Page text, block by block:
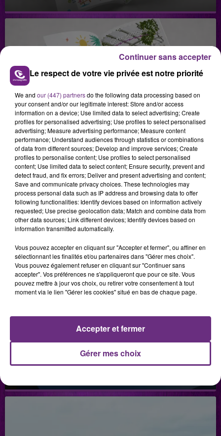
29 juillet 2026
GAGNEZ VOTRE SÉJOUR AU CENTER
PARCS DU LAC D’AILETTE AVEC
CHAMPAGNE FM
LES PODCASTS
2 juillet 2026
Hôpital de mon Toudou
Le respect de votre vie privée est notre priorité
We and our (447) partnersdo the following data processing based on
your consent and/or our legitimate interest: Store and/or access
information on a device; Use limited data to select advertising; Create
profiles for personalised advertising; Use profiles to select personalised
advertising; Measure advertising performance; Measure content
performance; Understand audiences through statistics or combinations
of data from different sources; Develop and improve services; Create
profiles to personalise content; Use profiles to select personalised
content; Use limited data to select content; Ensure security, prevent and
detect fraud, and fix errors; Deliver and present advertising and content;
Save and communicate privacy choices. These technologies may
process personal data such as IP address and browsing data to offer
following functionalities: Identify devices based on information actively
requested; Use precise geolocation data; Match and combine data from
other data sources; Link different devices; Identify devices based on
information transmitted automatically.
Vous pouvez accepter en cliquant sur "Accepter et fermer", ou affiner en
sélectionnant les finalités et/ou partenaires dans "Gérer mes choix".
Vous pouvez également refuser en cliquant sur "Continuer sans
accepter". Vos préférences ne s'appliqueront que pour ce site. Vous
pouvez mettre à jour vos choix, ou retirer votre consentement à tout
moment via le lien "Gérer les cookies" situé en bas de chaque page.
Gérer mes choix
Accepter et fermer
Continuer sans accepter